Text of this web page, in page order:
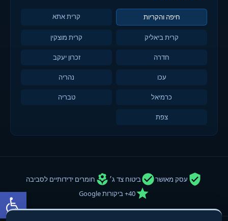
פתח
חיפה והקריות קרית אתא
קרית ביאליק קרית מוצקין
חדרה זכרון יעקב
עכו נהריה
כרמיאל טבריה
צפת
עסק מאושר ביטוח צד ג׳
חומרים ידידותיים לסביבה
40+ ביקורות Google